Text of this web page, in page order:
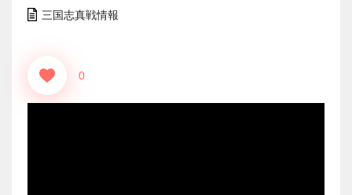
三国志真戦情報
0